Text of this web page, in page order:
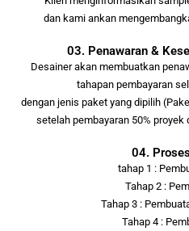
dan kami ankan
03. Penawaran &
Desainer akan membuatkan
tahapan pembayaran
dengan jenis paket yang dipilih
setelah pembayaran 50%
04.
tahap 1 :
Tahap 2 :
Tahap 3 :
Tahap 4 :